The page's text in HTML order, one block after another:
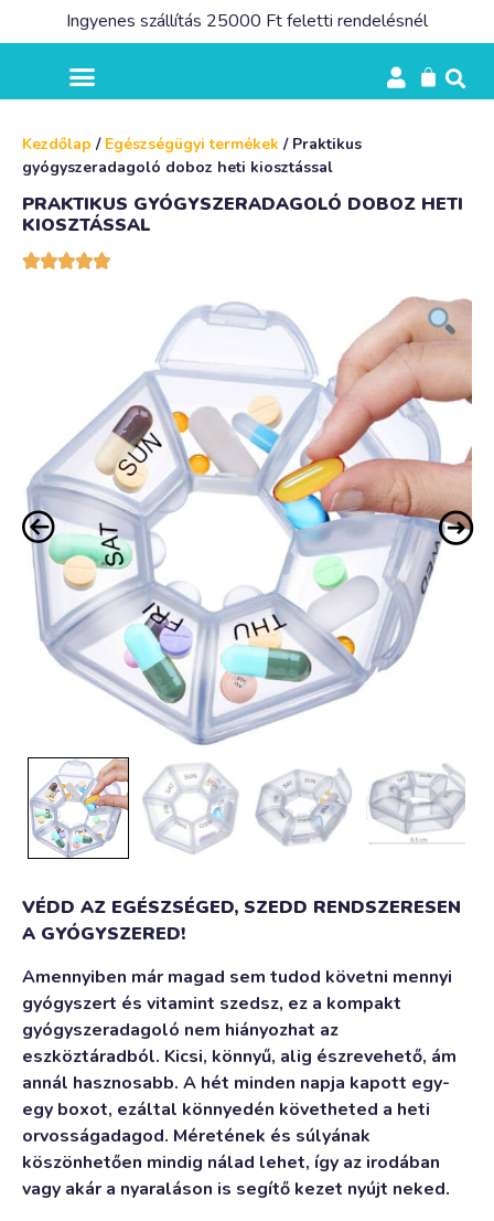
Ingyenes szállítás 25000 Ft feletti rendelésnél
Kezdőlap / Egészségügyi termékek / Praktikus
gyógyszeradagoló doboz heti kiosztással
PRAKTIKUS GYÓGYSZERADAGOLÓ DOBOZ HETI
KIOSZTÁSSAL

VÉDD AZ EGÉSZSÉGED, SZEDD RENDSZERESEN
A GYÓGYSZERED!
Amennyiben már magad sem tudod követni mennyi
gyógyszert és vitamint szedsz, ez a kompakt
gyógyszeradagoló nem hiányozhat az
eszköztáradból. Kicsi, könnyű, alig észrevehető, ám
annál hasznosabb. A hét minden napja kapott egy-
egy boxot, ezáltal könnyedén követheted a heti
orvosságadagod. Méretének és súlyának
köszönhetően mindig nálad lehet, így az irodában
vagy akár a nyaraláson is segítő kezet nyújt neked.